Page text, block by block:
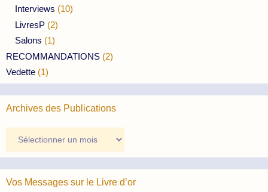
Interviews (10)
LivresP (2)
Salons (1)
RECOMMANDATIONS (2)
Vedette (1)
Archives des Publications
des
Publications
Vos Messages sur le Livre d’or